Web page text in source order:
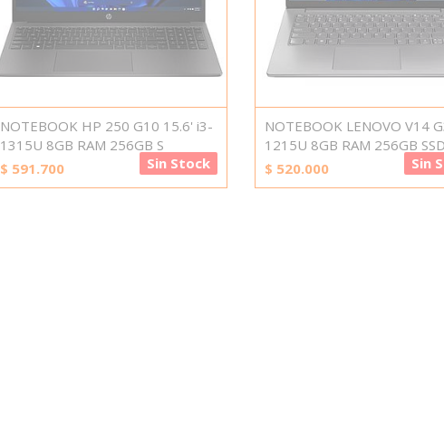
NOTEBOOK HP 250 G10 15.6' i3-
1315U 8GB RAM 256GB S
$ 591.700 Sin Stock
NOTEBOOK LENOVO V14
1215U 8GB RAM 256GB SSD
$ 520.000 Sin